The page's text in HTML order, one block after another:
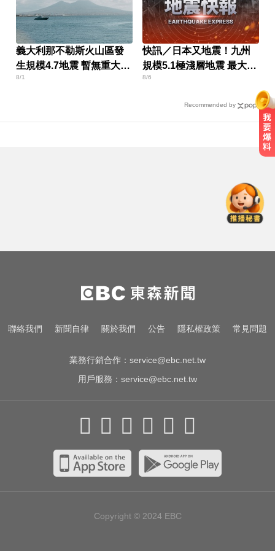
義大利那不勒斯火山區發
生規模4.7地震 暫無重大災
情
8/1
快訊／日本又地震！九州
規模5.1極淺層地震 最大震
度4級
8/6
Recommended by
率曝 一縣市達59％
慈濟採購BNT疫苗被詐10億！醫：4
年後還陳時中清白
明年起0~18歲「每月領5千」 賴清
聯絡我們 新聞自律 關於我們 公告 隱私權政策 常見問題
業務行銷合作： service@ebc.net.tw
用戶服務： service@ebc.net.tw
Copyright © 2024 EBC